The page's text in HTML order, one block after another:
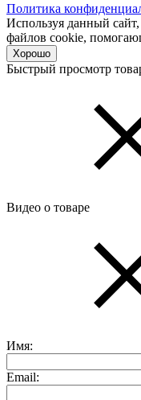
Политика
Используя данный
файлов cookie,
Хорошо
Быстрый просмотр
Видео о товаре
Имя:
Email: